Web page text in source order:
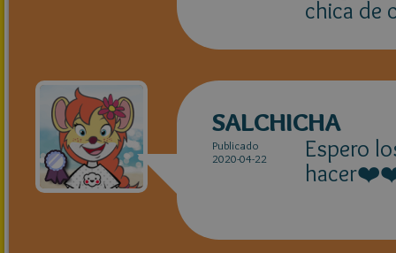
chica de
SALCHICHA
Publicado
2020-04-22
Espero